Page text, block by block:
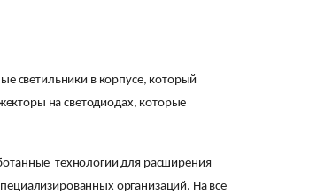
светильники в корпусе, который
на светодиодах, которые
технологии для расширения
организаций. На все